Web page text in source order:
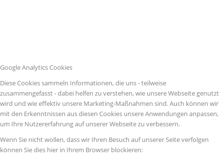
Google Analytics Cookies
Diese Cookies sammeln Informationen, die uns - teilweise
zusammengefasst - dabei helfen zu verstehen, wie unsere Webseite genutzt
wird und wie effektiv unsere Marketing-Maßnahmen sind. Auch können wir
mit den Erkenntnissen aus diesen Cookies unsere Anwendungen anpassen,
um Ihre Nutzererfahrung auf unserer Webseite zu verbessern.
Wenn Sie nicht wollen, dass wir Ihren Besuch auf unserer Seite verfolgen
können Sie dies hier in Ihrem Browser blockieren: